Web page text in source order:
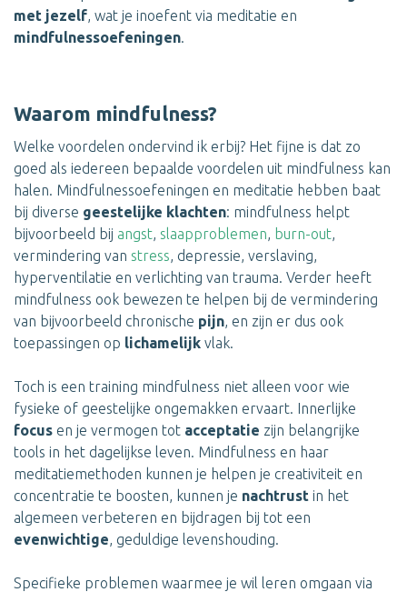
met jezelf, wat je inoefent via meditatie en
mindfulnessoefeningen.
Waarom mindfulness?
Welke voordelen ondervind ik erbij? Het fijne is dat zo
goed als iedereen bepaalde voordelen uit mindfulness kan
halen. Mindfulnessoefeningen en meditatie hebben baat
bij diverse geestelijke klachten: mindfulness helpt
bijvoorbeeld bij angst, slaapproblemen, burn-out,
vermindering van stress, depressie, verslaving,
hyperventilatie en verlichting van trauma. Verder heeft
mindfulness ook bewezen te helpen bij de vermindering
van bijvoorbeeld chronische pijn, en zijn er dus ook
toepassingen op lichamelijk vlak.
Toch is een training mindfulness niet alleen voor wie
fysieke of geestelijke ongemakken ervaart. Innerlijke
focus en je vermogen tot acceptatie zijn belangrijke
tools in het dagelijkse leven. Mindfulness en haar
meditatiemethoden kunnen je helpen je creativiteit en
concentratie te boosten, kunnen je nachtrust in het
algemeen verbeteren en bijdragen bij tot een
evenwichtige, geduldige levenshouding.
Specifieke problemen waarmee je wil leren omgaan via